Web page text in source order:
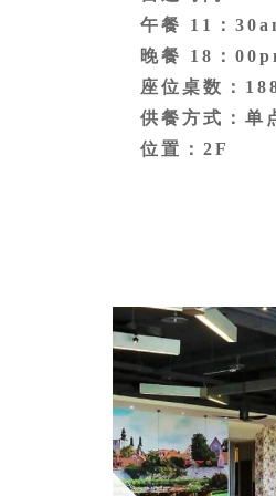
午餐 11：
晚餐 18：
座位桌数：
供餐方式：单
位置：2F